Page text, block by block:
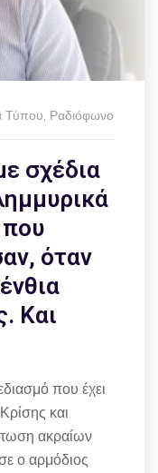
Τύπου, Ραδιόφωνο
σχέδια
όταν
Και
που έχει
και
ακραίων
ο αρμόδιος